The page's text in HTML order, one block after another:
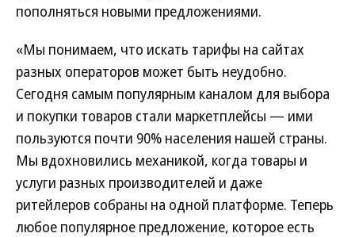
пополняться новыми предложениями.
«Мы понимаем, что искать тарифы на сайтах
разных операторов может быть неудобно.
Сегодня самым популярным каналом для выбора
и покупки товаров стали маркетплейсы — ими
пользуются почти 90% населения нашей страны.
Мы вдохновились механикой, когда товары и
услуги разных производителей и даже
ритейлеров собраны на одной платформе. Теперь
любое популярное предложение, которое есть